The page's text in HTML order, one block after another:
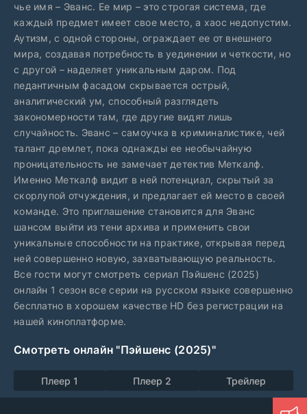
чье имя – Эванс. Ее мир – это строгая система, где
каждый предмет имеет свое место, а хаос недопустим.
Аутизм, с одной стороны, ограждает ее от внешнего
мира, создавая потребность в уединении и четкости, но
с другой – наделяет уникальным даром. Под
педантичным фасадом скрывается острый,
аналитический ум, способный разглядеть
закономерности там, где другие видят лишь
случайность. Эванс – самоучка в криминалистике, чей
талант дремлет, пока однажды ее необычайную
проницательность не замечает детектив Меткалф.
Именно Меткалф видит в ней потенциал, скрытый за
скорлупой отчуждения, и предлагает ей место в своей
команде. Это приглашение становится для Эванс
шансом выйти из тени архива и применить свои
уникальные способности на практике, открывая перед
ней совершенно новую, захватывающую реальность.
Все гости могут смотреть сериал Пэйшенс (2025)
онлайн 1 сезон все серии на русском языке совершенно
бесплатно в хорошем качестве HD без регистрации на
нашей киноплатформе.
Смотреть онлайн "Пэйшенс (2025)"
Плеер 1 Плеер 2 Трейлер